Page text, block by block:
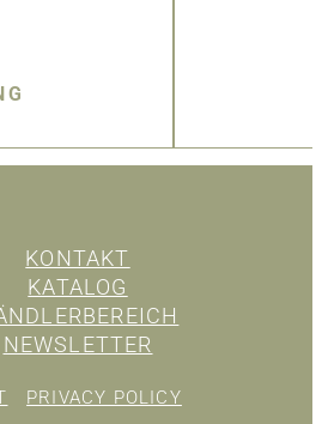
KONTAKT
KATALOG
NEWSLETTER
PRIVACY POLICY